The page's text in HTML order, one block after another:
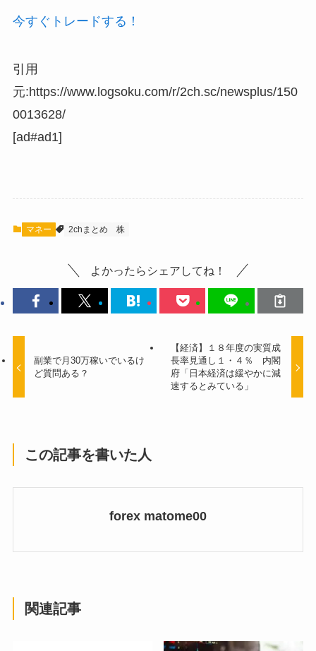
今すぐトレードする！
引用
元:https://www.logsoku.com/r/2ch.sc/newsplus/150
0013628/
[ad#ad1]
マネー 2chまとめ 株
よかったらシェアしてね！
副業で月30万稼いでいるけ
ど質問ある？
【経済】１８年度の実質成
長率見通し１・４％ 内閣
府「日本経済は緩やかに減
速するとみている」
この記事を書いた人
forex matome00
関連記事